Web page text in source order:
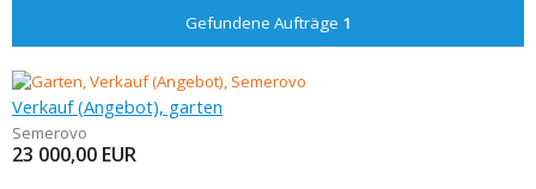
Gefundene Aufträge 1
Verkauf (Angebot), garten
Semerovo
23 000,00 EUR